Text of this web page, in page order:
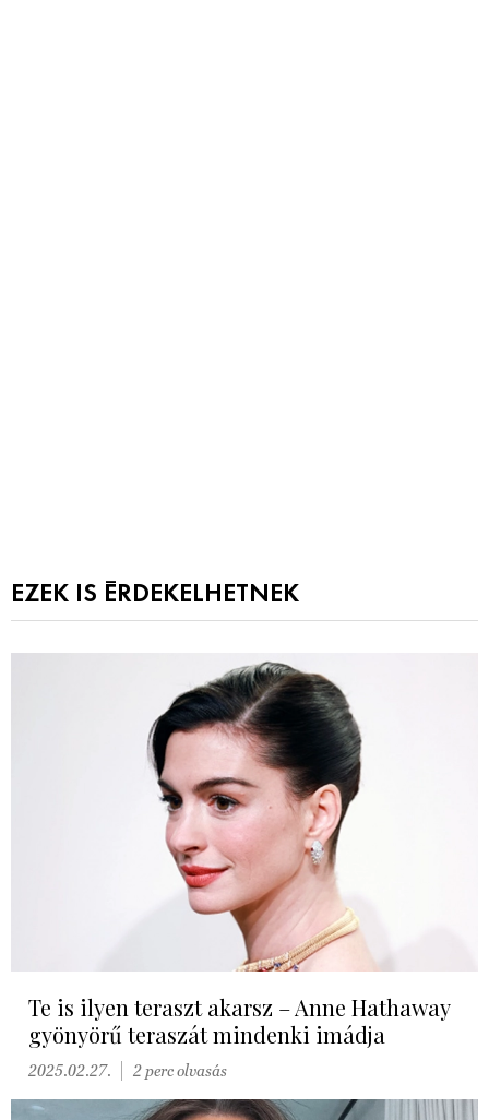
EZEK IS ÉRDEKELHETNEK
Te is ilyen teraszt akarsz – Anne Hathaway
gyönyörű teraszát mindenki imádja
2025.02.27. 2 perc olvasás